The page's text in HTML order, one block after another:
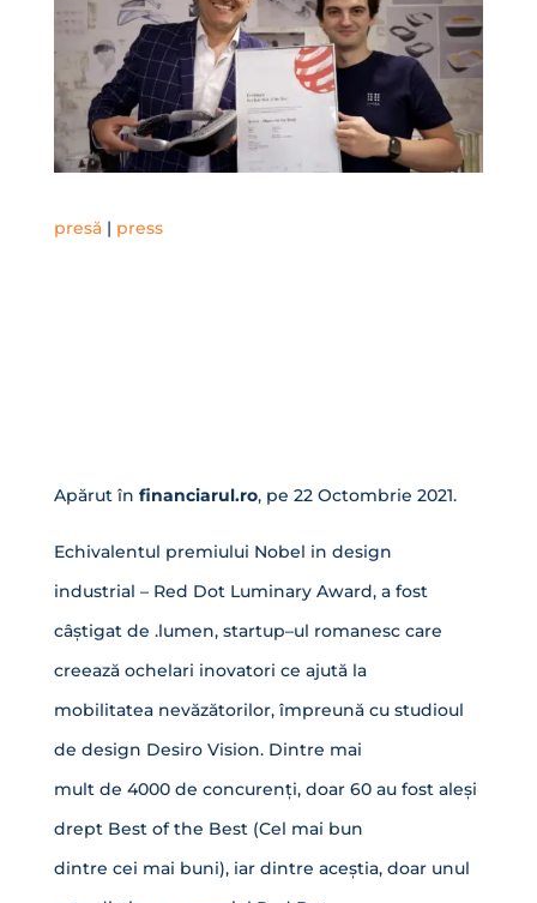
presă| press
Apărut în financiarul.ro, pe 22 Octombrie 2021.
Echivalentul premiului Nobel in design
industrial – Red Dot Luminary Award, a fost
câștigat de .lumen, startup–ul romanesc care
creează ochelari inovatori ce ajută la
mobilitatea nevăzătorilor, împreună cu studioul
de design Desiro Vision. Dintre mai
mult de 4000 de concurenți, doar 60 au fost aleși
drept Best of the Best (Cel mai bun
dintre cei mai buni), iar dintre aceștia, doar unul